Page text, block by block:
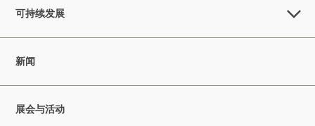
可持续发展
新闻
展会与活动